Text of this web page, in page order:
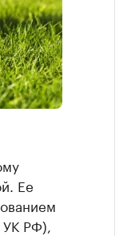
Ее
РФ),